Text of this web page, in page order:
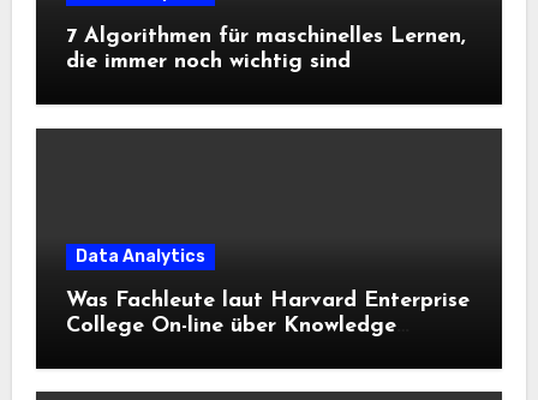
7 Algorithmen für maschinelles Lernen,
die immer noch wichtig sind
Data Analytics
Was Fachleute laut Harvard Enterprise
College On-line über Knowledge